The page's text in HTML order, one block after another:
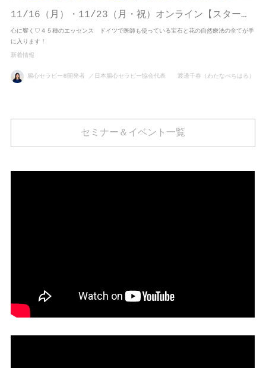
11/16（月）・11/23（月・祝）オンライン【スター…
心に響く♡４５種のエッセンス ドイツで医師も使っている宝石と花の自然療法の全てが手
に入ります！
新着情報
腸心セラピー®開発者 ／日本腸心セラピー協会代表 渡邊千春（わたなべちはる）
セミナー＆イベント一覧